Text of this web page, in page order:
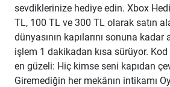
sevdiklerinize hediye edin. Xbox
TL, 100 TL ve 300 TL olarak satın
dünyasının kapılarını sonuna
işlem 1 dakikadan kısa sürüyor. Kod
en güzeli: Hiç kimse seni kapıdan
Giremediğin her mekânın intikamı